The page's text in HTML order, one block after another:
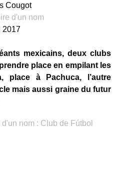
Cougot
d'un nom
2017
mexicains, deux clubs
place en empilant les
place à Pachuca, l’autre
mais aussi graine du futur
d'un nom : Club de Fútbol